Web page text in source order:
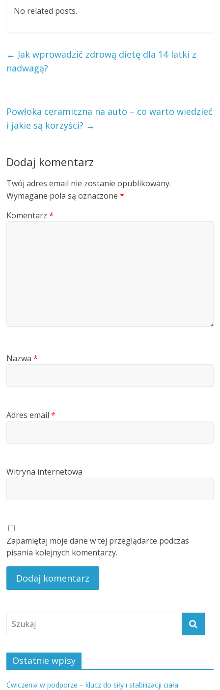
No related posts.
← Jak wprowadzić zdrową dietę dla 14-latki z
nadwagą?
Powłoka ceramiczna na auto – co warto wiedzieć
i jakie są korzyści? →
Dodaj komentarz
Twój adres email nie zostanie opublikowany.
Wymagane pola są oznaczone*
Komentarz*
Nazwa*
Adres email*
Witryna internetowa
Zapamiętaj moje dane w tej przeglądarce podczas
pisania kolejnych komentarzy.
Ostatnie wpisy
Ćwiczenia w podporze – klucz do siły i stabilizacji ciała